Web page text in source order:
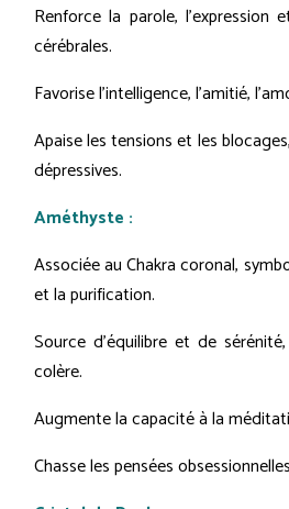
Renforce la parole, l'expression
cérébrales.
Favorise l'intelligence, l'amitié,
Apaise les tensions et les
dépressives.
Améthyste :
Associée au Chakra coronal,
et la purification.
Source d'équilibre et de
colère.
Augmente la capacité à la
Chasse les pensées